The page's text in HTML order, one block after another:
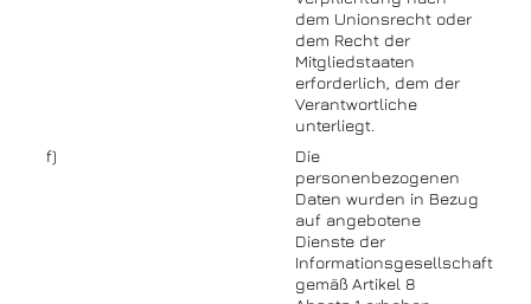
dem Unionsrecht oder
dem Recht der
Mitgliedstaaten
erforderlich, dem der
Verantwortliche
unterliegt.
f)
Die
personenbezogenen
Daten wurden in Bezug
auf angebotene
Dienste der
Informationsgesellschaft
gemäß Artikel 8